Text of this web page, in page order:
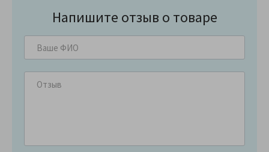
Напишите отзыв о товаре